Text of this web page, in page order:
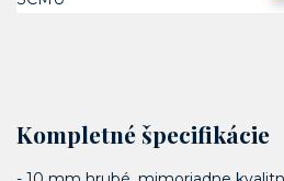
Kompletné špecifikácie